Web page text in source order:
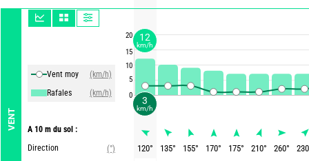
VENT
Vent moy
(km/h)
Rafales
(km/h)
A 10 m du sol :
Direction
(°)
20
15
10
5
0
120° 135° 155° 170° 175° 210° 260°
230
3
km/h
12
km/h